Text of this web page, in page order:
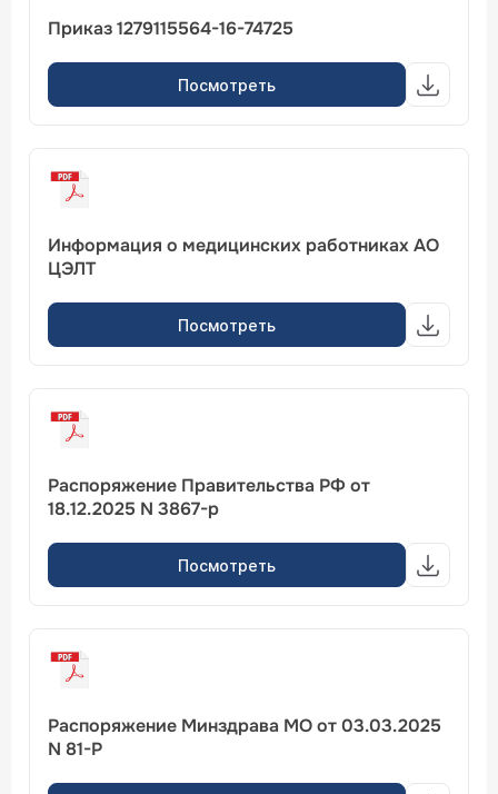
Приказ 1279115564-16-74725
Посмотреть
Информация о медицинских работниках АО
ЦЭЛТ
Посмотреть
Распоряжение Правительства РФ от
18.12.2025 N 3867-р
Посмотреть
Распоряжение Минздрава МО от 03.03.2025
N 81-Р